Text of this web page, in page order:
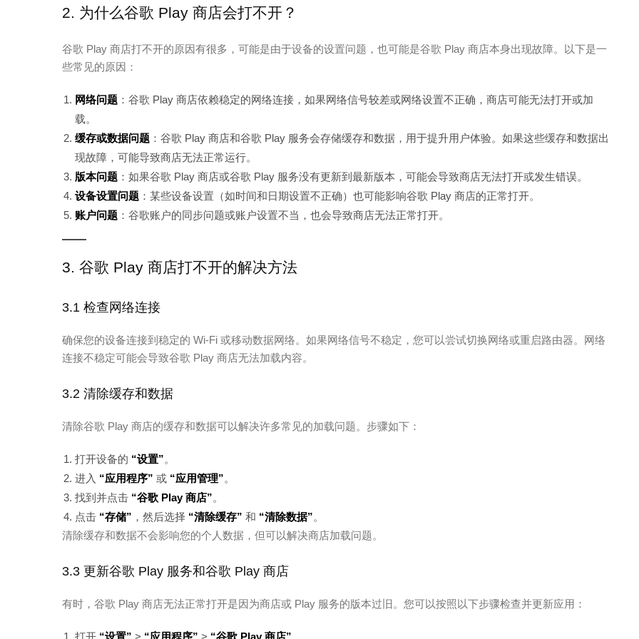
2. 为什么谷歌 Play 商店会打不开？
谷歌 Play 商店打不开的原因有很多，可能是由于设备的设置问题，也可能是谷歌 Play 商店本身出现故障。以下是一
些常见的原因：
网络问题 ：谷歌 Play 商店依赖稳定的网络连接，如果网络信号较差或网络设置不正确，商店可能无法打开或加
载。
缓存或数据问题 ：谷歌 Play 商店和谷歌 Play 服务会存储缓存和数据，用于提升用户体验。如果这些缓存和数据出
现故障，可能导致商店无法正常运行。
版本问题 ：如果谷歌 Play 商店或谷歌 Play 服务没有更新到最新版本，可能会导致商店无法打开或发生错误。
设备设置问题 ：某些设备设置（如时间和日期设置不正确）也可能影响谷歌 Play 商店的正常打开。
账户问题 ：谷歌账户的同步问题或账户设置不当，也会导致商店无法正常打开。
3. 谷歌 Play 商店打不开的解决方法
3.1 检查网络连接
确保您的设备连接到稳定的 Wi-Fi 或移动数据网络。如果网络信号不稳定，您可以尝试切换网络或重启路由器。网络
连接不稳定可能会导致谷歌 Play 商店无法加载内容。
3.2 清除缓存和数据
清除谷歌 Play 商店的缓存和数据可以解决许多常见的加载问题。步骤如下：
打开设备的 “设置”。
进入 “应用程序” 或 “应用管理”。
找到并点击 “谷歌 Play 商店”。
点击 “存储” ，然后选择 “清除缓存” 和 “清除数据”。
清除缓存和数据不会影响您的个人数据，但可以解决商店加载问题。
3.3 更新谷歌 Play 服务和谷歌 Play 商店
有时，谷歌 Play 商店无法正常打开是因为商店或 Play 服务的版本过旧。您可以按照以下步骤检查并更新应用：
打开 “设置” > “应用程序” > “谷歌 Play 商店”